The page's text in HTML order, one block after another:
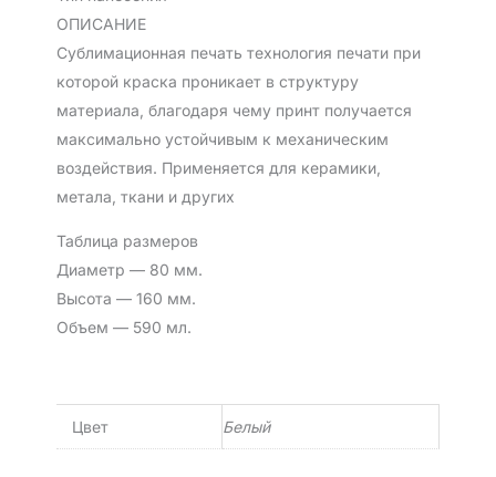
ОПИСАНИЕ
Сублимационная печать технология печати при
которой краска проникает в структуру
материала, благодаря чему принт получается
максимально устойчивым к механическим
воздействия. Применяется для керамики,
метала, ткани и других
Таблица размеров
Диаметр — 80 мм.
Высота — 160 мм.
Объем — 590 мл.
Цвет Белый